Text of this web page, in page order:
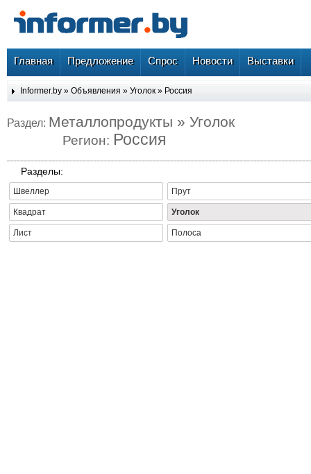
Главная Предложение Спрос Новости Выставки
Informer.by » Объявления » Уголок» Россия
Раздел: Металлопродукты » Уголок
Регион: Россия
Разделы:
Швеллер Прут
Квадрат Уголок
Лист Полоса